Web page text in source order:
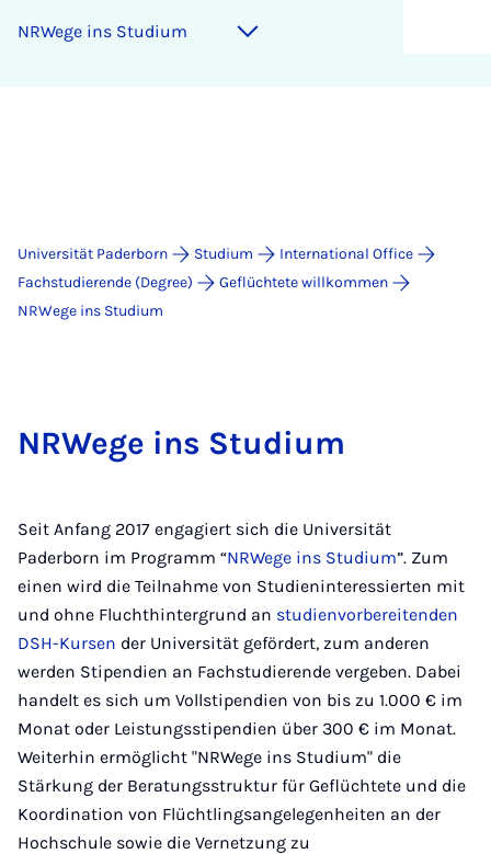
NRWege ins Studium
Universität Paderborn Studium
International Office
Fachstudierende (Degree)
Geflüchtete willkommen
NRWege ins Studium
NRWege ins Studium
Seit Anfang 2017 engagiert sich die Universität
Paderborn im Programm “NRWege ins Studium”. Zum
einen wird die Teilnahme von Studieninteressierten mit
und ohne Fluchthintergrund an studienvorbereitenden
DSH-Kursen der Universität gefördert, zum anderen
werden Stipendien an Fachstudierende vergeben. Dabei
handelt es sich um Vollstipendien von bis zu 1.000 € im
Monat oder Leistungsstipendien über 300 € im Monat.
Weiterhin ermöglicht "NRWege ins Studium" die
Stärkung der Beratungsstruktur für Geflüchtete und die
Koordination von Flüchtlingsangelegenheiten an der
Hochschule sowie die Vernetzung zu